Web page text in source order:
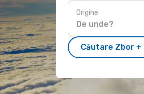
Origine
Căutare Zbor +